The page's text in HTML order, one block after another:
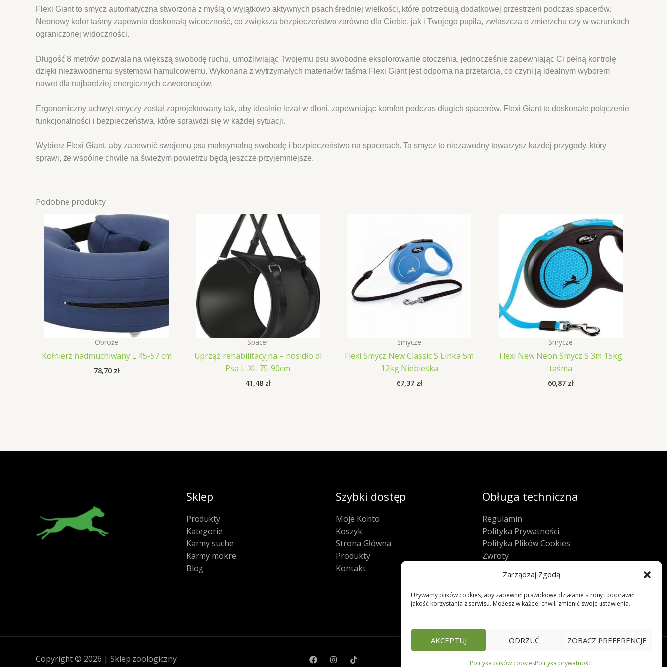
Zarządzaj Zgodą
Używamy plików cookies, aby zapewnić prawidłowe działanie strony i poprawić
jakość korzystania z serwisu. Możesz w każdej chwili zmienić swoje ustawienia.
AKCEPTUJ ODRZUĆ ZOBACZ PREFERENCJE
Polityka plików cookiesPolityka prywatności
Flexi Giant to smycz automatyczna stworzona z myślą o wyjątkowo aktywnych psach średniej wielkości, które potrzebują dodatkowej przestrzeni podczas spacerów.
Neonowy kolor taśmy zapewnia doskonałą widoczność, co zwiększa bezpieczeństwo zarówno dla Ciebie, jak i Twojego pupila, zwłaszcza o zmierzchu czy w warunkach
ograniczonej widoczności.
Długość 8 metrów pozwala na większą swobodę ruchu, umożliwiając Twojemu psu swobodne eksplorowanie otoczenia, jednocześnie zapewniając Ci pełną kontrolę
dzięki niezawodnemu systemowi hamulcowemu. Wykonana z wytrzymałych materiałów taśma Flexi Giant jest odporna na przetarcia, co czyni ją idealnym wyborem
nawet dla najbardziej energicznych czworonogów.
Ergonomiczny uchwyt smyczy został zaprojektowany tak, aby idealnie leżał w dłoni, zapewniając komfort podczas długich spacerów. Flexi Giant to doskonałe połączenie
funkcjonalności i bezpieczeństwa, które sprawdzi się w każdej sytuacji.
Wybierz Flexi Giant, aby zapewnić swojemu psu maksymalną swobodę i bezpieczeństwo na spacerach. Ta smycz to niezawodny towarzysz każdej przygody, który
sprawi, że wspólne chwile na świeżym powietrzu będą jeszcze przyjemniejsze.
Podobne produkty
Obroże
Kołnierz nadmuchiwany L 45-57 cm
78,70 zł
Spacer
Uprząż rehabilitacyjna – nosidło dl
Psa L-XL 75-90cm
41,48 zł
Smycze
Flexi Smycz New Classic S Linka 5m
12kg Niebieska
67,37 zł
Smycze
Flexi New Neon Smycz S 3m 15kg
taśma
60,87 zł
Sklep
Produkty
Kategorie
Karmy suche
Karmy mokre
Blog
Szybki dostęp
Moje Konto
Koszyk
Strona Główna
Produkty
Kontakt
Obługa techniczna
Regulamin
Polityka Prywatności
Polityka Plików Cookies
Zwroty
Copyright © 2026 | Sklep zoologiczny